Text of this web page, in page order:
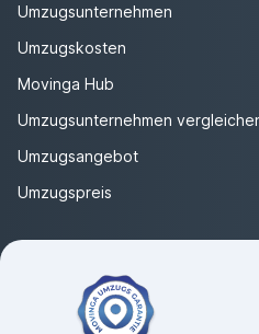
Umzugsunternehmen
Umzugskosten
Movinga Hub
Umzugsunternehmen
Umzugsangebot
Umzugspreis